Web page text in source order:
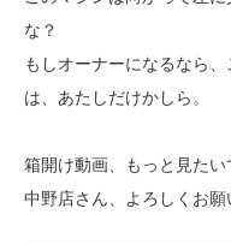
な？
もしオーナーになるなら
は、あたしだけかしら。
箱開け動画、もっと見たい
中野店さん、よろしくお願